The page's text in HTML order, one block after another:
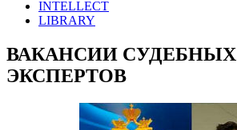
INTELLECT
LIBRARY
ВАКАНСИИ СУДЕБНЫХ
ЭКСПЕРТОВ